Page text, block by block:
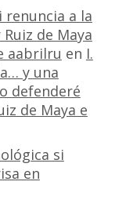
a la
de Maya
aabrilru en I.
y una
defenderé
de Maya e
si
en